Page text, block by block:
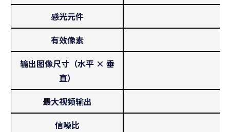
感光元件
有效像素
输出图像尺寸（水平 × 垂
直）
最大视频输出
信噪比